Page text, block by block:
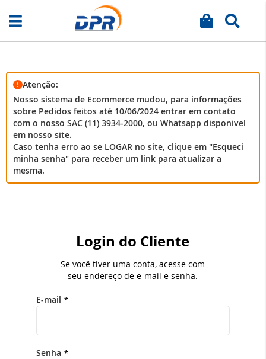
Pular
Meu
Atenção:
Nosso sistema de Ecommerce mudou, para informações
sobre Pedidos feitos até 10/06/2024 entrar em contato
com o nosso SAC (11) 3934-2000, ou Whatsapp disponivel
em nosso site.
Caso tenha erro ao se LOGAR no site, clique em "Esqueci
minha senha" para receber um link para atualizar a
mesma.
Login do Cliente
Se você tiver uma conta, acesse com
seu endereço de e-mail e senha.
E-mail
Senha